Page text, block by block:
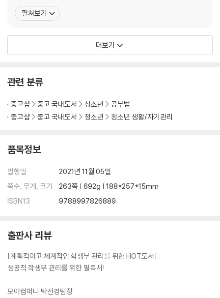
필(삼양미디어) - 7차 시기 고등학교 <정보사회와 컴퓨터> 교과서
집필(삼양미디어) - <교과서 속 인물로 완성하는 세특 플러스 1, 2>,
펼쳐보기
더보기
관련 분류
중고샵 중고 국내도서 청소년
공부법
중고샵
중고 국내도서 청소년 청소년 생활/자기관리
품목정보
발행일
2021년 11월 05일
쪽수, 무게, 크기
263쪽 | 692g | 188*257*15mm
ISBN13
9788997826889
출판사 리뷰
[계획적이고 체계적인 학생부 관리를 위한 HOT도서]
성공적 학생부 관리를 위한 필독서!
모야컴퍼니 박선경팀장